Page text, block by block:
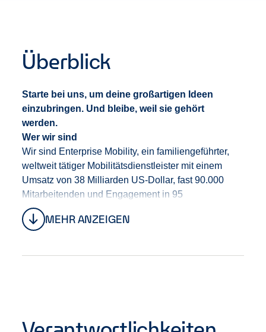
Überblick
MEHR ANZEIGEN
Starte bei uns, um deine großartigen Ideen
einzubringen. Und bleibe, weil sie gehört
werden.
Wer wir sind
Wir sind Enterprise Mobility,ein familiengeführter,
weltweit tätiger Mobilitätsdienstleister mit einem
Umsatz von 38 Milliarden US-Dollar, fast 90.000
Mitarbeitenden und Engagement in 95
Ländern.
bauen wirdas Unternehmen
Dein Einstieg bei uns